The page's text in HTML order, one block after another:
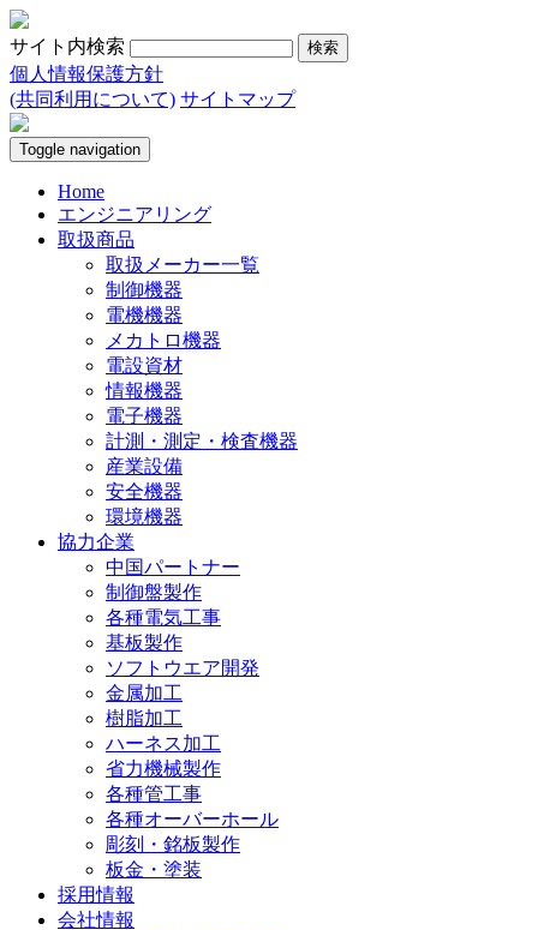
サイト内検索
個人情報保護方針
(共同利用について) サイトマップ
Toggle navigation
Home
エンジニアリング
取扱商品
取扱メーカー一覧
制御機器
電機機器
メカトロ機器
電設資材
情報機器
電子機器
計測・測定・検査機器
産業設備
安全機器
環境機器
協力企業
中国パートナー
制御盤製作
各種電気工事
基板製作
ソフトウエア開発
金属加工
樹脂加工
ハーネス加工
省力機械製作
各種管工事
各種オーバーホール
彫刻・銘板製作
板金・塗装
採用情報
会社情報